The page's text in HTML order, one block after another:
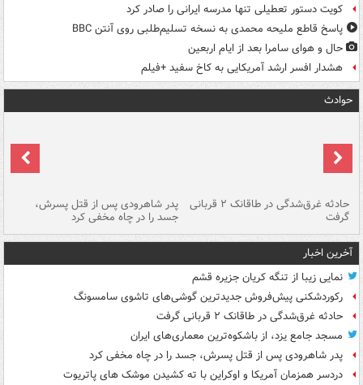
کویت دستور تعطیلی تنها مدرسه ایرانی را صادر کرد
پاسخ قاطع ملیحه محمدی به نسخه تسلیم‌طلبی روی آنتن BBC
حال و هوای سامرا بعد از ایام اربعین
هشدار افسر ارشد آمریکایی به کاخ سفید +فیلم
حوادث
حادثه غرق‌شدگی در طاقانک ۲ قربانی
گرفت
پدر شاهرودی پس از قتل پسرش،
جسد را در چاه مخفی کرد
آخرین اخبار
نمایی زیبا از تنگه کریان جزیره قشم
رکوردشکنی پیش‌فروش جدیدترین گوشی‌های تاشوی سامسونگ
حادثه غرق‌شدگی در طاقانک ۲ قربانی گرفت
مسجد جامع یزد، از باشکوه‌ترین معماری‌های ایران
پدر شاهرودی پس از قتل پسرش، جسد را در چاه مخفی کرد
دردسر همزمان آمریکا و اوکراین با ته کشیدن موشک های پاتریوت